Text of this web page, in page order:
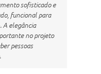
sofisticado e
funcional para
A elegância
no projeto
pessoas